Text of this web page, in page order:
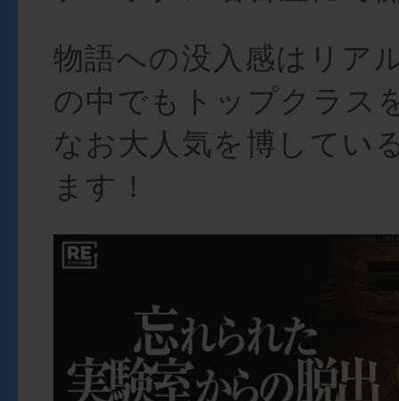
物語への没入感はリア
の中でもトップクラス
なお大人気を博してい
ます！